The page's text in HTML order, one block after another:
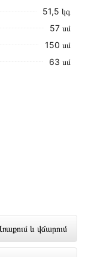
51,5 կգ
57 սմ
150 սմ
63 սմ
և վճարում
121 332